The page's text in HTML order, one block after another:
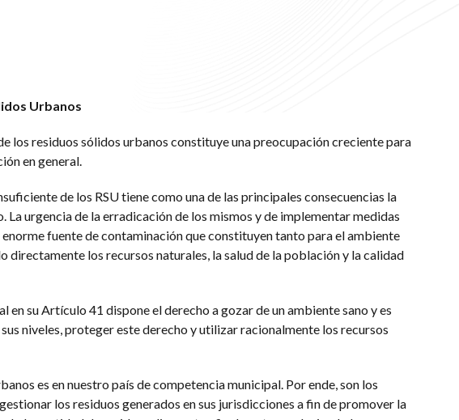
Urbanos
los residuos sólidos urbanos constituye una preocupación creciente para
en general.
de los RSU tiene como una de las principales consecuencias la
La urgencia de la erradicación de los mismos y de implementar medidas
fuente de contaminación que constituyen tanto para el ambiente
directamente los recursos naturales, la salud de la población y la calidad
en su Artículo 41 dispone el derecho a gozar de un ambiente sano y es
niveles, proteger este derecho y utilizar racionalmente los recursos
es en nuestro país de competencia municipal. Por ende, son los
los residuos generados en sus jurisdicciones a fin de promover la